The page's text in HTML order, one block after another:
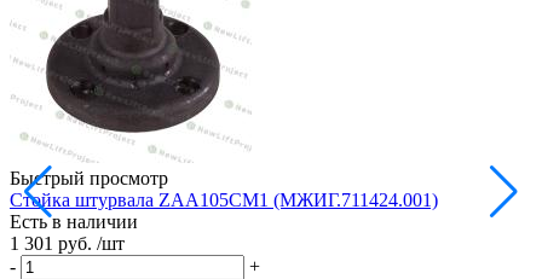
Быстрый просмотр
Стойка штурвала ZAA105CM1 (МЖИГ.711424.001)
Есть в наличии
1 301 руб. /шт
-
+